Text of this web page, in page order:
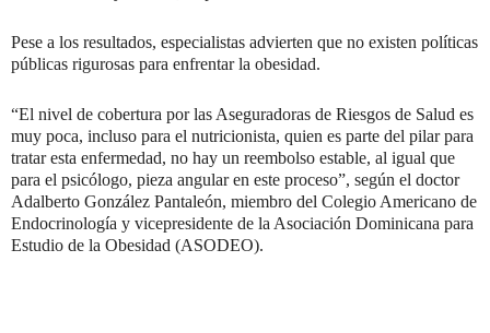
Pese a los resultados, especialistas advierten que no existen políticas
públicas rigurosas para enfrentar la obesidad.
“El nivel de cobertura por las Aseguradoras de Riesgos de Salud es
muy poca, incluso para el nutricionista, quien es parte del pilar para
tratar esta enfermedad, no hay un reembolso estable, al igual que
para el psicólogo, pieza angular en este proceso”, según el doctor
Adalberto González Pantaleón, miembro del Colegio Americano de
Endocrinología y vicepresidente de la Asociación Dominicana para
Estudio de la Obesidad (ASODEO).